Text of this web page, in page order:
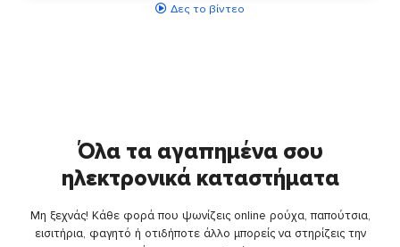
Δες το βίντεο
Όλα τα αγαπημένα σου
ηλεκτρονικά καταστήματα
Μη ξεχνάς! Κάθε φορά που ψωνίζεις online ρούχα, παπούτσια,
εισιτήρια, φαγητό ή οτιδήποτε άλλο μπορείς να στηρίζεις την